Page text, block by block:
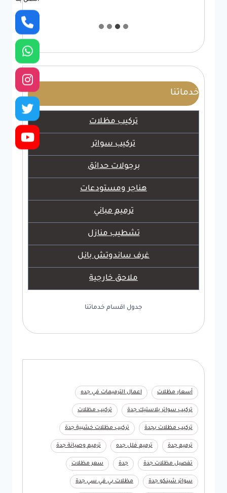
خدماتنا
تركيب مظلات
تركيب سواتر
برجولات حدائق
هناجر ومستودعات
ترميم مباني
تشطيب منازل
غرف ساندوتش بانل
ملاحق خارجية
جدول اقسام خدماتنا
أسعار مظلات اعمال الترميمات في جده
تركيب سواتر بلاستيك جدة تركيب مظلات
تركيب مظلات بجدة تركيب مظلات خشبية جدة
ترميم جدة ترميم فلل جده ترميم وصيانة جدة
تفصيل مظلات جدة جدة سعر مظلات
سواتر شينكو جدة مظلات بي في سي جدة